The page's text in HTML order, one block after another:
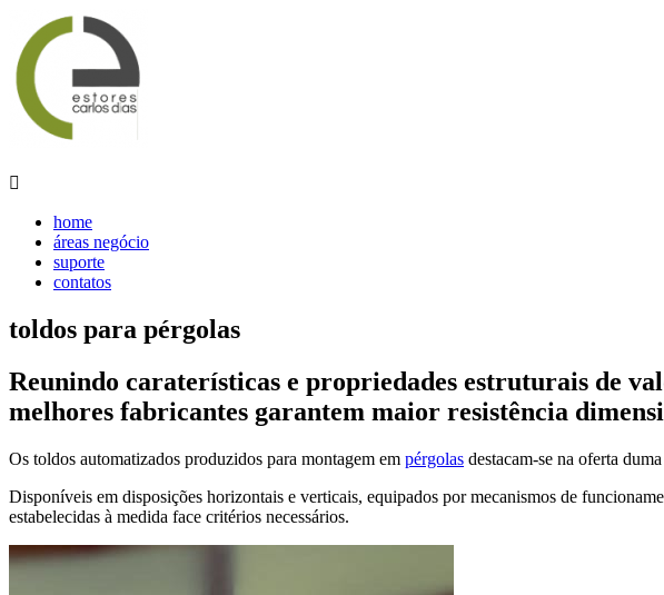

home
áreas negócio
suporte
contatos
toldos para pérgolas
Reunindo caraterísticas e propriedades estruturais de
melhores fabricantes garantem maior resistência
Os toldos automatizados produzidos para montagem em pérgolas destacam-se na oferta
Disponíveis em disposições horizontais e verticais, equipados por mecanismos de
estabelecidas à medida face critérios necessários.